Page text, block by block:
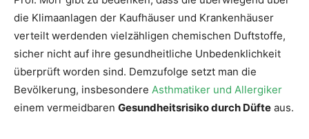
die Klimaanlagen der Kaufhäuser und Krankenhäuser
verteilt werdenden vielzähligen chemischen Duftstoffe,
sicher nicht auf ihre gesundheitliche Unbedenklichkeit
überprüft worden sind. Demzufolge setzt man die
Bevölkerung, insbesondere Asthmatiker und Allergiker
einem vermeidbaren Gesundheitsrisiko durch Düfte aus.